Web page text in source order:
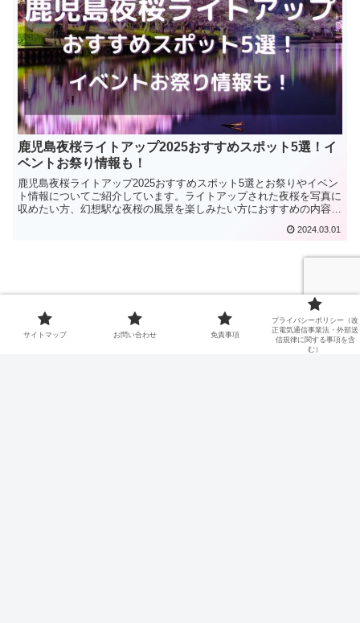
鹿児島夜桜ライトアップ2025おすすめスポット5選！イ
ベントお祭り情報も！
鹿児島夜桜ライトアップ2025おすすめスポット5選とお祭りやイベン
ト情報についてご紹介しています。ライトアップされた夜桜を写真に
収めたい方、幻想駅な夜桜の風景を楽しみたい方におすすめの内容と
2024.03.01
サイトマップ お問い合わせ 免責事項
プライバシーポリシー（改
正電気通信事業法・外部送
信規律に関する事項を含
む）